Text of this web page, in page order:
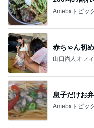
Amebaトピッ
赤ちゃん初
山口尚人オフ
息子だけお
Amebaトピッ